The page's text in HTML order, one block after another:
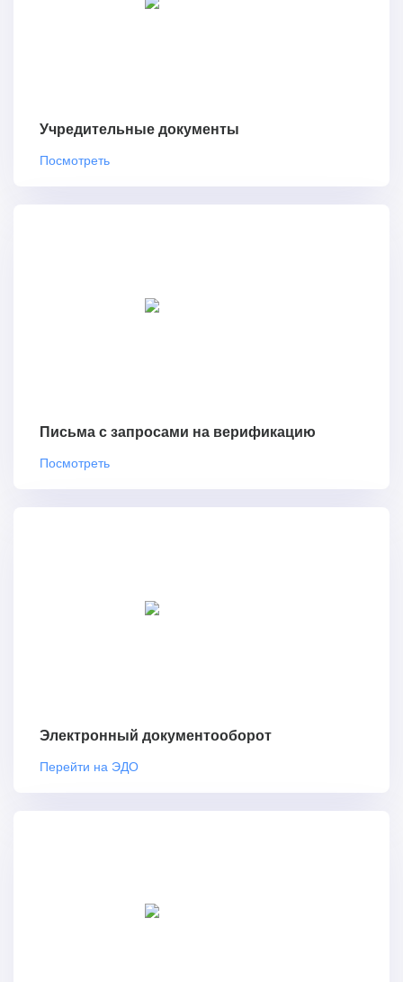
Учредительные документы
Посмотреть
Письма с запросами на верификацию
Посмотреть
Электронный документооборот
Перейти на ЭДО